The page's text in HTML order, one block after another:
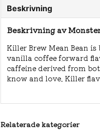
Beskrivning
Beskrivning av
Killer Brew Mean Bean
vanilla coffee forward
caffeine derived from
know and love. Killer
Relaterade kategorier